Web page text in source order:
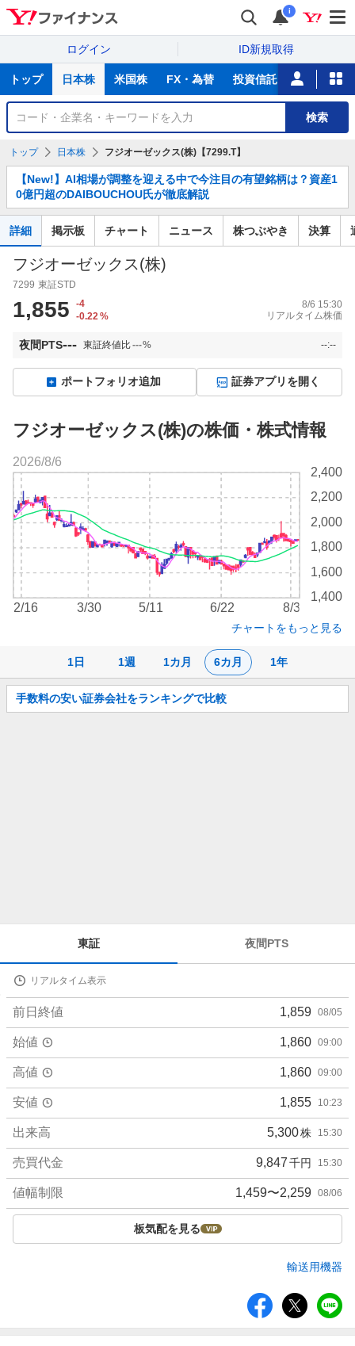
i
ログイン ID新規取得
サ
トップ 日本株 米国株 FX・為替 投資信託 ニュース
銘
検
検索
トップ 日本株 フジオーゼックス(株)【7299.T】
知
ら
せ
【New!】AI相場が調整を迎える中で今注目の有望銘柄は？資産1
0億円超のDAIBOUCHOU氏が徹底解説
詳細 掲示板 チャート ニュース 株つぶやき 決算
フジオーゼックス(株)
7299 東証STD
1,855
-4
-0.22 %
8/6 15:30
リアルタイム株価
夜間PTS--- 東証終値比---% --:--
ポートフォリオ追加 証券アプリを開く
フジオーゼックス(株)の株価・株式情報
1日 1週 1カ月 6カ月 1年
1,400
1,600
1,800
2,000
2,200
2,400
2/16 3/30 5/11 6/22 8/3
2026/8/6
チャートをもっと見る
お
知
手数料の安い証券会社をランキングで比較
詳
値
東証 夜間PTS
リアルタイム表示
前日終値 1,859 08/05
始値 1,860 09:00
高値 1,860 09:00
安値 1,855 10:23
出来高 5,300株 15:30
売買代金 9,847千円 15:30
値幅制限 1,459〜2,259 08/06
板気配を見る
輸送用機器
ア